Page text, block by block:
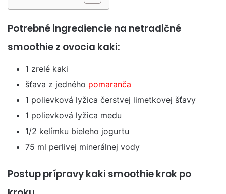
Potrebné ingrediencie na netradičné
smoothie z ovocia kaki:
1 zrelé kaki
šťava z jedného pomaranča
1 polievková lyžica čerstvej limetkovej šťavy
1 polievková lyžica medu
1/2 kelímku bieleho jogurtu
75 ml perlivej minerálnej vody
Postup prípravy kaki smoothie krok po